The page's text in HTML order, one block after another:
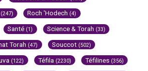
(247) Roch 'Hodech (4)
Santé (1) Science & Torah (33)
Torah (47) Souccot (502)
(122) Téfila (2230) Téfilines (356)